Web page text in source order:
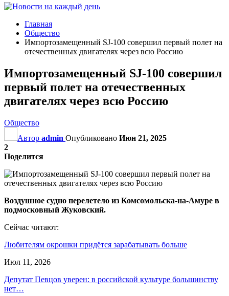
Главная
Общество
Импортозамещенный SJ-100 совершил первый полет на
отечественных двигателях через всю Россию
Импортозамещенный SJ-100 совершил
первый полет на отечественных
двигателях через всю Россию
Общество
Автор admin Опубликовано Июн 21, 2025
2
Поделится
Воздушное судно перелетело из Комсомольска-на-Амуре в
подмосковный Жуковский.
Сейчас читают:
Любителям окрошки придётся зарабатывать больше
Июл 11, 2026
Депутат Певцов уверен: в российской культуре большинству
нет…